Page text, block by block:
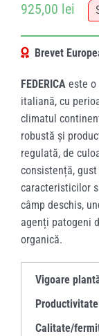
925,00 lei
Brevet
FEDERICA este o
italiană, cu
climatul
robustă și
regulată, de
consistență,
caracteristicilor
câmp deschis,
agenți patogeni
organică.
Vigoare
Productivitate
Calitate/